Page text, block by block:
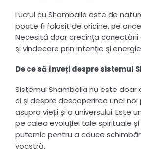
Lucrul cu Shamballa este de
poate fi folosit de oricine, pe
Necesită doar credinţa conectării
şi vindecare prin intenţie şi
De ce să înveți despre sistemul
Sistemul Shamballa nu este doar
ci și despre descoperirea unei
asupra vieții și a universului. Este
pe calea evoluției tale spirituale
puternic pentru a aduce
voastră.